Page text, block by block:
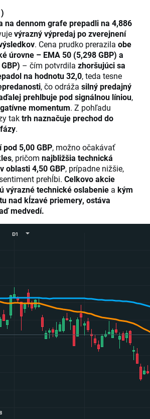
na dennom grafe prepadli na 4,886
výrazný výpredaj po zverejnení
. Cena prudko prerazila obe
úrovne – EMA 50 (5,298 GBP) a
– čím potvrdila zhoršujúci sa
na hodnotu 32,0, teda tesne
, čo odráža silný predajný
prehlbuje pod signálnou líniou,
momentum. Z pohľadu
taktrh naznačuje prechod do
.
5,00 GBP, možno očakávať
, pričom najbližšia technická
oblasti 4,50 GBP, prípadne nižšie,
prehĺbi. Celkovo akcie
výrazné technické oslabenie a kým
nad kĺzavé priemery, ostáva
medvedí.